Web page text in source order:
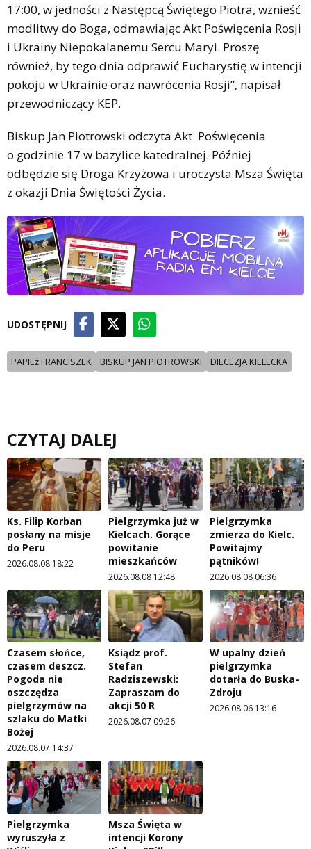
17:00, w jedności z Następcą Świętego Piotra, wznieść
modlitwy do Boga, odmawiając Akt Poświęcenia Rosji
i Ukrainy Niepokalanemu Sercu Maryi. Proszę
również, by tego dnia odprawić Eucharystię w intencji
pokoju w Ukrainie oraz nawrócenia Rosji”, napisał
przewodniczący KEP.
Biskup Jan Piotrowski odczyta Akt Poświęcenia
o godzinie 17 w bazylice katedralnej. Później
odbędzie się Droga Krzyżowa i uroczysta Msza Święta
z okazji Dnia Świętości Życia.
UDOSTĘPNIJ
PAPIEż FRANCISZEK BISKUP JAN PIOTROWSKI DIECEZJA KIELECKA
CZYTAJ DALEJ
Ks. Filip Korban
posłany na misje
do Peru
2026.08.08 18:22
Pielgrzymka już w
Kielcach. Gorące
powitanie
mieszkańców
2026.08.08 12:48
Pielgrzymka
zmierza do Kielc.
Powitajmy
pątników!
2026.08.08 06:36
Czasem słońce,
czasem deszcz.
Pogoda nie
oszczędza
pielgrzymów na
szlaku do Matki
Bożej
2026.08.07 14:37
Ksiądz prof.
Stefan
Radziszewski:
Zapraszam do
akcji 50 R
2026.08.07 09:26
W upalny dzień
pielgrzymka
dotarła do Buska-
Zdroju
2026.08.06 13:16
Pielgrzymka
wyruszyła z
Msza Święta w
intencji Korony